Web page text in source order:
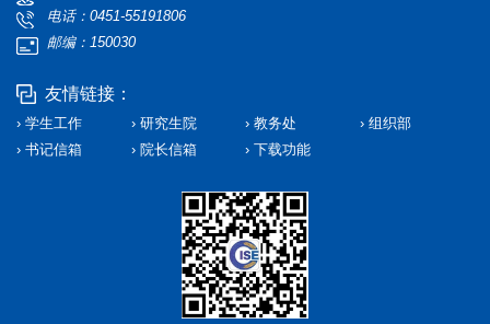
电话：0451-55191806
邮编：150030
友情链接：
› 学生工作 › 研究生院 › 教务处
› 组织部
› 书记信箱
› 院长信箱 › 下载功能